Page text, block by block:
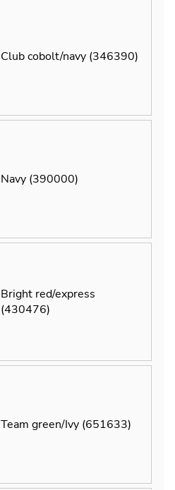
Club cobolt/navy (346390)
Navy (390000)
Bright red/express
(430476)
Team green/Ivy (651633)